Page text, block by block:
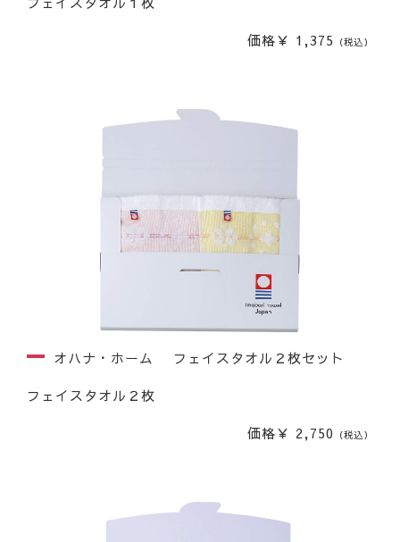
価格￥ 1,375 （税込）
オハナ・ホーム フェイスタオル２枚セット
フェイスタオル２枚
価格￥ 2,750 （税込）